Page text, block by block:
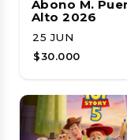
Abono M.
Alto 2026
25 JUN
$30.000